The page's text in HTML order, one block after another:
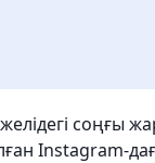
соңғы
Instagram-